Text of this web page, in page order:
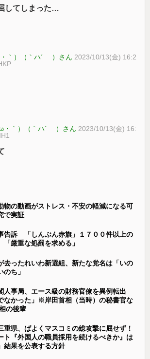
してしまった…
・｀）（｀ハ´ ）さん 2023/10/13(金) 16:2
ω・｀）（｀ハ´ ）さん 2023/10/13(金) 16:
物の動画がストレス・不安の軽減になる可
で実証
告訴 「しんぶん赤旗」１７００件以上の
厳重な処罰を求める」
去ったれいわ新選組、新たな党名は「いの
ち」
人事局、エース級の財務官僚を異例転出
なかった」※岸田首相（当時）の秘書官な
の後輩
重県、ぱよくマスコミの総攻撃に屈せず！
ト『外国人の職員採用を続けるべきか』は
結果を公表する方針